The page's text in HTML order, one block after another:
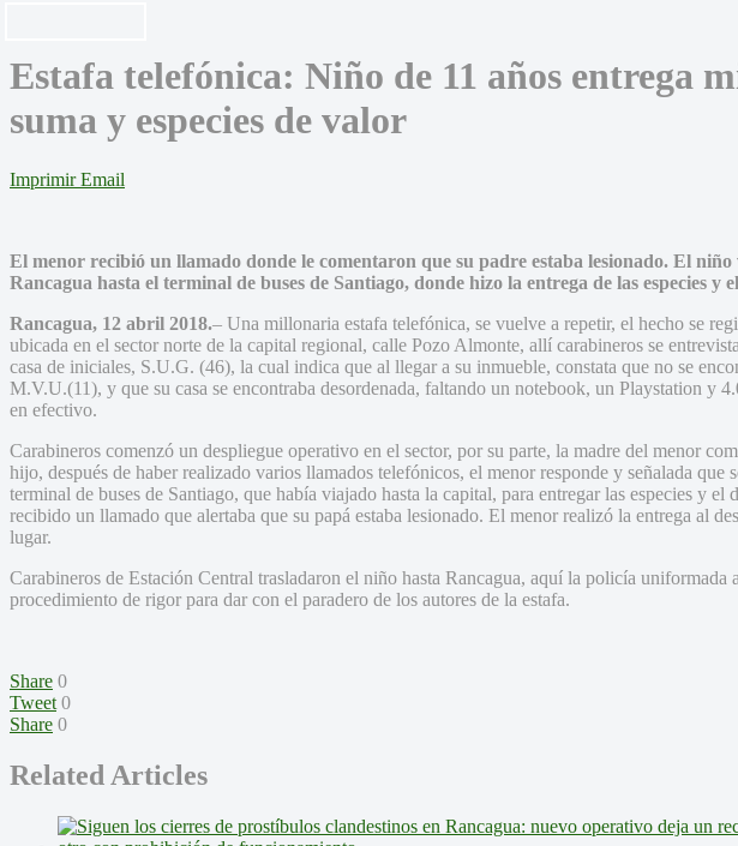
Estafa telefónica: Niño de 11 años entrega
suma y especies de valor
Imprimir Email
El menor recibió un llamado donde le comentaron que su padre estaba lesionado. El niño
Rancagua hasta el terminal de buses de Santiago, donde hizo la entrega de las especies y
Rancagua, 12 abril 2018.– Una millonaria estafa telefónica, se vuelve a repetir, el hecho se
ubicada en el sector norte de la capital regional, calle Pozo Almonte, allí carabineros se
casa de iniciales, S.U.G. (46), la cual indica que al llegar a su inmueble, constata que no se
M.V.U.(11), y que su casa se encontraba desordenada, faltando un notebook, un Playstation y
en efectivo.
Carabineros comenzó un despliegue operativo en el sector, por su parte, la madre del menor
hijo, después de haber realizado varios llamados telefónicos, el menor responde y señalada que
terminal de buses de Santiago, que había viajado hasta la capital, para entregar las especies y el
recibido un llamado que alertaba que su papá estaba lesionado. El menor realizó la entrega al
lugar.
Carabineros de Estación Central trasladaron el niño hasta Rancagua, aquí la policía uniformada
procedimiento de rigor para dar con el paradero de los autores de la estafa.
Share 0
Tweet 0
Share 0
Related Articles